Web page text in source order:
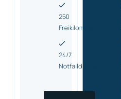
250
Freikilometer
24/7
Notfalldienst